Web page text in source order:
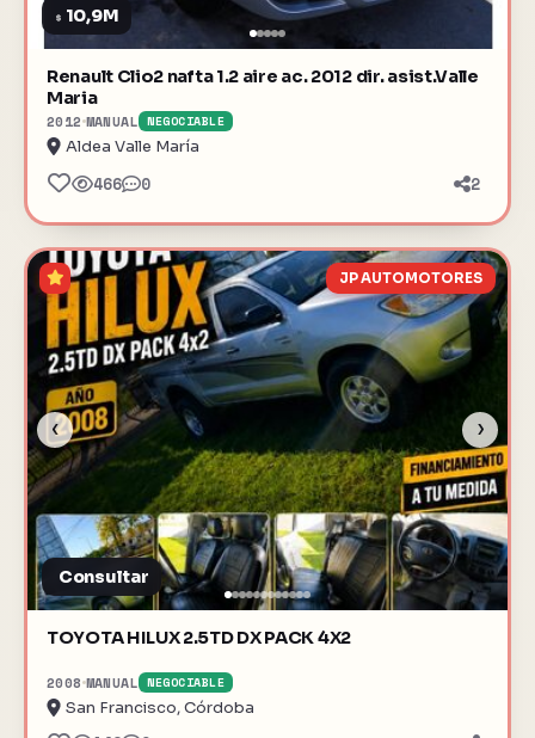
$ 10,9M
Renault Clio2 nafta 1.2 aire ac. 2012 dir. asist.Valle
Maria
2012 MANUAL NEGOCIABLE
Aldea Valle María
466 0 2
‹ ›
JP AUTOMOTORES
Consultar
TOYOTA HILUX 2.5TD DX PACK 4X2
2008 MANUAL NEGOCIABLE
San Francisco, Córdoba